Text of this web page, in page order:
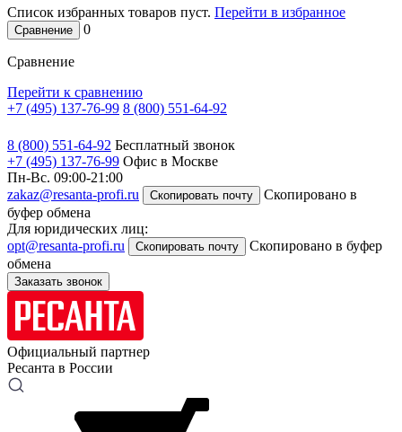
Список избранных товаров пуст. Перейти в избранное
Сравнение 0
Сравнение
Перейти к сравнению
+7 (495) 137-76-99 8 (800) 551-64-92
8 (800) 551-64-92 Бесплатный звонок
+7 (495) 137-76-99 Офис в Москве
Пн-Вс. 09:00-21:00
zakaz@resanta-profi.ru
Скопировать почту
Скопировано в
буфер обмена
Для юридических лиц:
opt@resanta-profi.ru
Скопировать почту
Скопировано в буфер
обмена
Заказать звонок
Официальный партнер
Ресанта в России